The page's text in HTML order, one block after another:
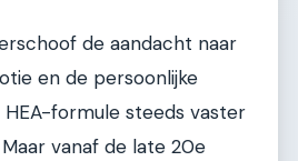
de aandacht naar
en de persoonlijke
HEA-formule steeds vaster
vanaf de late 20e